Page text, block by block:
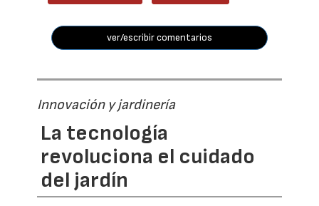
ver/escribir comentarios
Innovación y jardinería
La tecnología
revoluciona el cuidado
del jardín